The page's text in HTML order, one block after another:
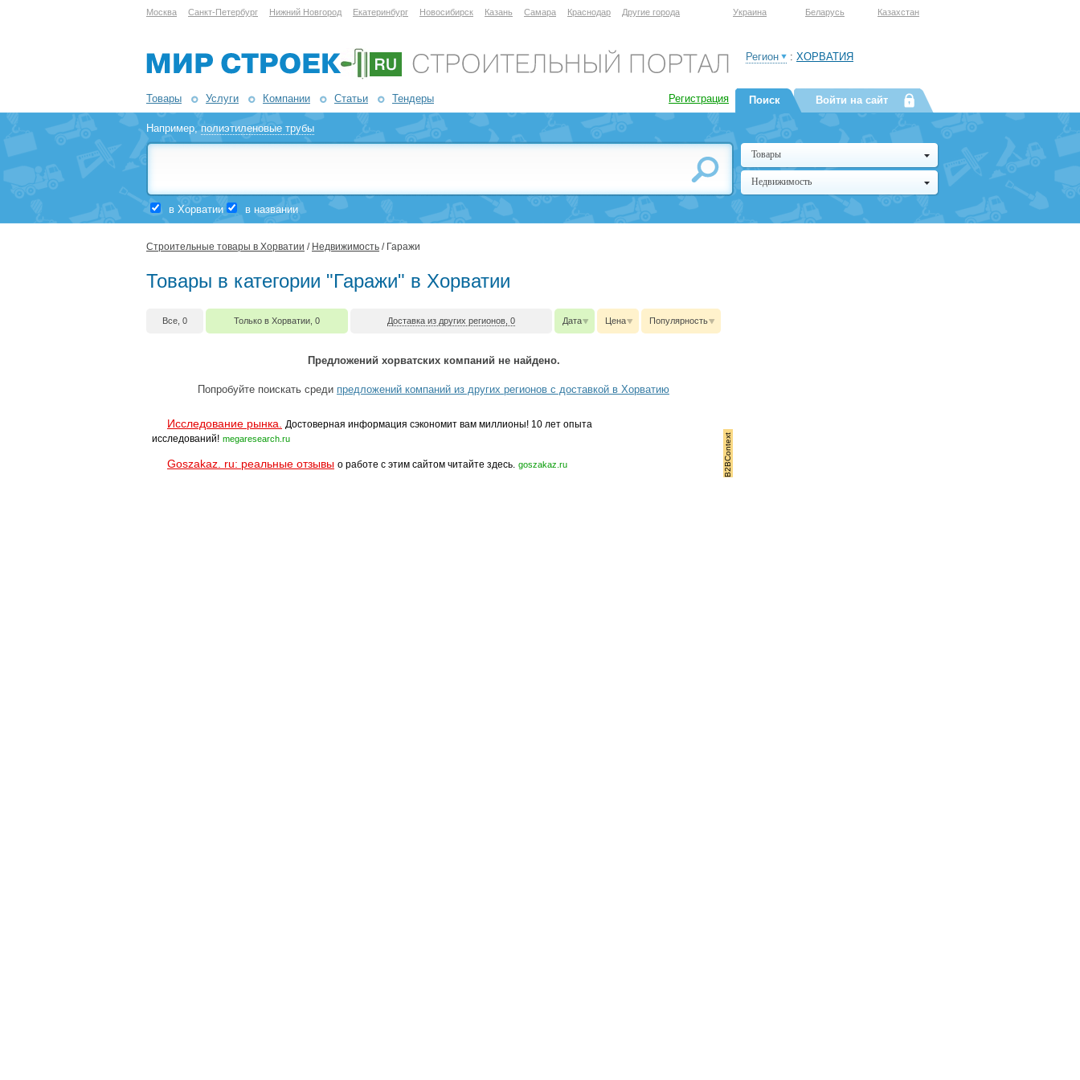
Москва Санкт-Петербург Нижний Новгород Екатеринбург Новосибирск Казань Самара Краснодар Другие города Украина Беларусь Казахстан
Товары Услуги Компании Статьи Тендеры Регистрация
Регион : ХОРВАТИЯ
Например,полиэтиленовые трубы
в Хорватии в названии
Поиск Войти на сайт
Товары
Недвижимость
Строительные товары в Хорватии / Недвижимость / Гаражи
Товары в категории "Гаражи" в Хорватии
Все, 0 Только в Хорватии, 0 Доставка из других регионов, 0 Дата Цена Популярность
Предложений хорватских компаний не найдено.
Попробуйте поискать среди предложений компаний из других регионов с доставкой в Хорватию
Исследование рынка.
Достоверная информация сэкономит вам миллионы! 10 лет опыта
исследований! megaresearch.ru
Goszakaz. ru: реальные отзывы о работе с этим сайтом читайте здесь. goszakaz.ru